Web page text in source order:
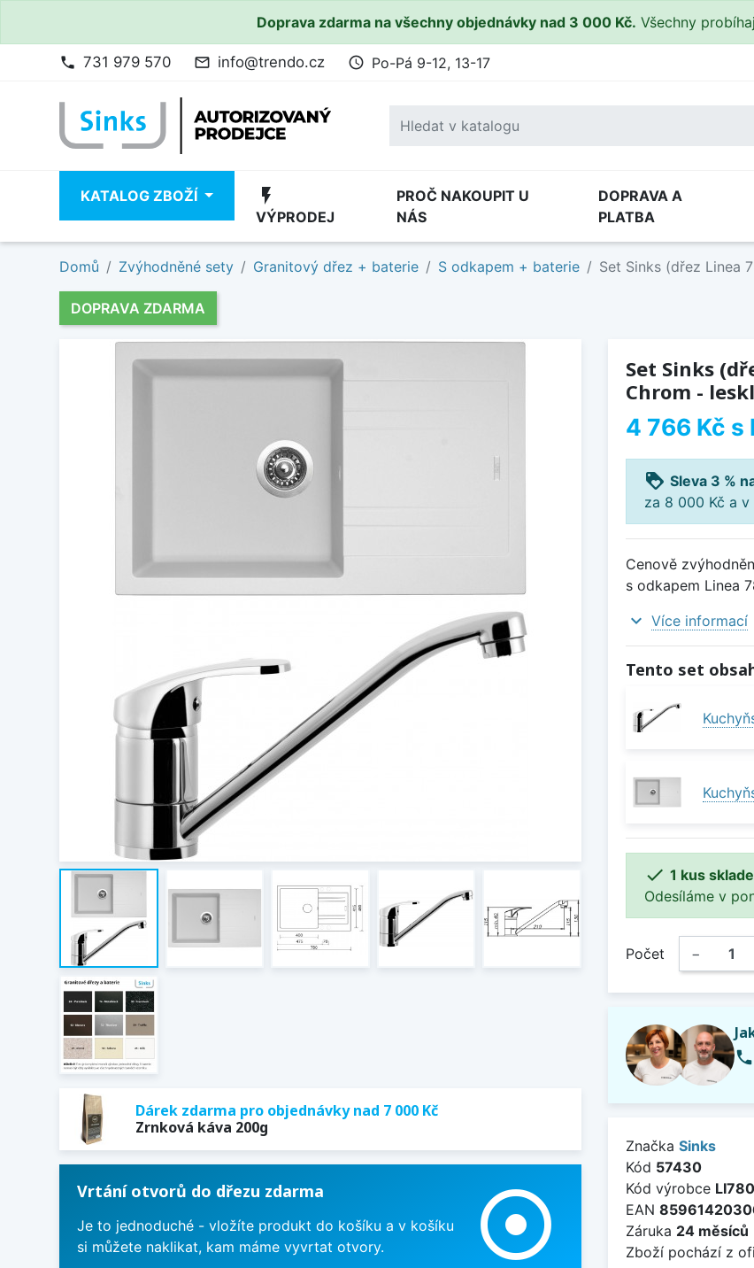
Doprava zdarma na všechny objednávky nad 3 000 Kč. Všechny
phone 731 979 570 mail_outline info@trendo.cz access_time Po-Pá 9-12, 13-17
KATALOG ZBOŽÍ flash_on
VÝPRODEJ
PROČ NAKOUPIT U
NÁS
DOPRAVA A
PLATBA
Domů Zvýhodněné sety Granitový dřez + baterie S odkapem + baterie Set Sinks (dřez Linea
DOPRAVA ZDARMA
Dárek zdarma pro objednávky nad 7 000 Kč
Zrnková káva 200g
Vrtání otvorů do dřezu zdarma
Je to jednoduché - vložíte produkt do košíku a v košíku
si můžete naklikat, kam máme vyvrtat otvory.
adjust
Set Sinks
Chrom -
4 766 Kč s
loyalty Sleva 3 %
za 8 000 Kč a
Cenově
s odkapem Linea
expand_more Více informací
Tento set
 1 kus
Odesíláme v
Počet −
phone
Značka Sinks
Kód 57430
Kód výrobce
EAN
Záruka 24 měsíců
Zboží pochází z